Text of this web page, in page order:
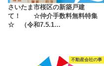
さいたま市桜区の新築戸建
て！ ☆仲介手数料無料特集
☆ （令和7.5.1…
不動産会社の事